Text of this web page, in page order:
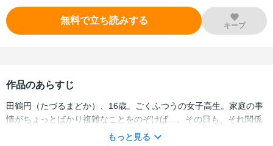
無料で立ち読みする キープ
作品のあらすじ
田鶴円（たづるまどか）、16歳。ごくふつうの女子高生。家庭の事
情がちょっとばかり複雑なことをのぞけば…。その日も、それ関係
のことで、義理の弟・翔太（しょうた）から嫌がらせを受けた円
もっと見る